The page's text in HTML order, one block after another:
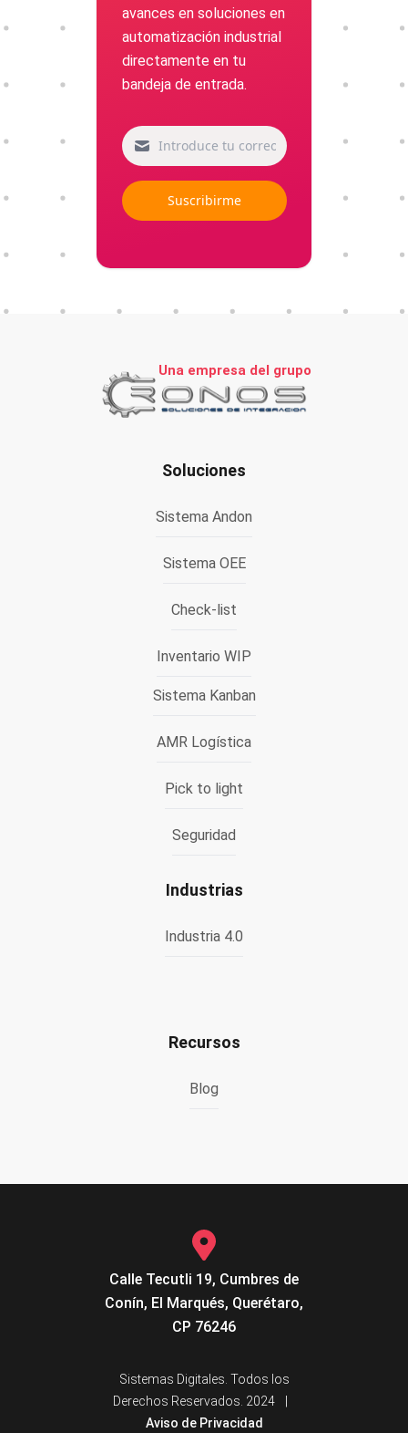
avances en soluciones en
automatización industrial
directamente en tu
bandeja de entrada.
Suscribirme
Una empresa del grupo
Soluciones
Sistema Andon
Sistema OEE
Check-list
Inventario WIP
Sistema Kanban
AMR Logística
Pick to light
Seguridad
Industrias
Industria 4.0
Recursos
Blog
Calle Tecutli 19, Cumbres de
Conín, El Marqués, Querétaro,
CP 76246
Sistemas Digitales. Todos los
Derechos Reservados. 2024
Aviso de Privacidad